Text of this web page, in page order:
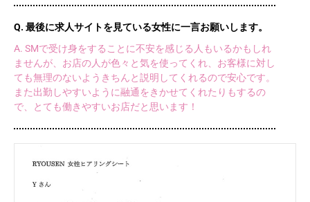
Q. 最後に求人サイトを見ている女性に一言お願いします。
A. SMで受け身をすることに不安を感じる人もいるかもしれ
ませんが、お店の人が色々と気を使ってくれ、お客様に対し
ても無理のないようきちんと説明してくれるので安心です。
また出勤しやすいように融通をきかせてくれたりもするの
で、とても働きやすいお店だと思います！